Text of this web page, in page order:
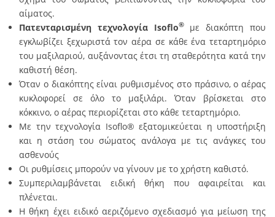
αίματος.
Πατενταρισμένη τεχνολογία Isoflo®με διακόπτη που
εγκλωβίζει ξεχωριστά τον αέρα σε κάθε ένα τεταρτημόριο
του μαξιλαριού, αυξάνοντας έτσι τη σταθερότητα κατά την
καθιστή θέση.
Όταν ο διακόπτης είναι ρυθμισμένος στο πράσινο, ο αέρας
κυκλοφορεί σε όλο το μαξιλάρι. Όταν βρίσκεται στο
κόκκινο, ο αέρας περιορίζεται στο κάθε τεταρτημόριο.
Με την τεχνολογία Isoflo® εξατομικεύεται η υποστήριξη
και η στάση του σώματος ανάλογα με τις ανάγκες του
ασθενούς
Οι ρυθμίσεις μπορούν να γίνουν με το χρήστη καθιστό.
Συμπεριλαμβάνεται ειδική θήκη που αφαιρείται και
πλένεται.
Η θήκη έχει ειδικό αεριζόμενο σχεδιασμό για μείωση της